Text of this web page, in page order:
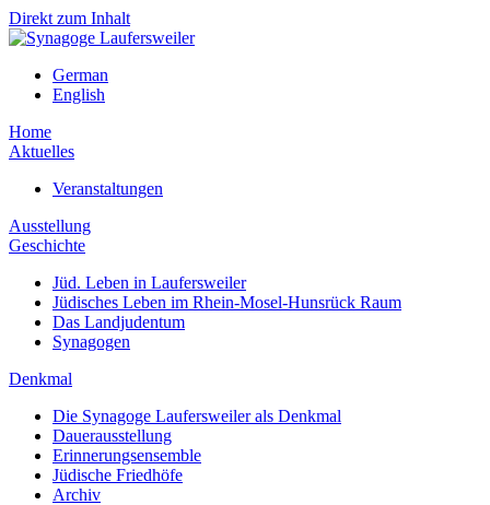
Direkt zum Inhalt
German
English
Home
Aktuelles
Veranstaltungen
Ausstellung
Geschichte
Jüd. Leben in Laufersweiler
Jüdisches Leben im Rhein-Mosel-Hunsrück Raum
Das Landjudentum
Synagogen
Denkmal
Die Synagoge Laufersweiler als Denkmal
Dauerausstellung
Erinnerungsensemble
Jüdische Friedhöfe
Archiv